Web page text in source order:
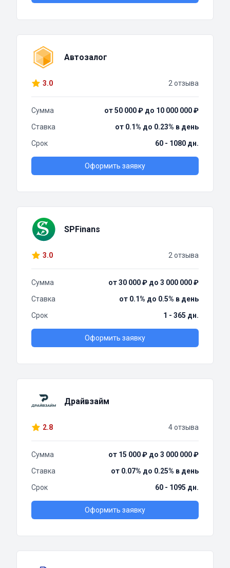
Автозалог
3.0 2 отзыва
Сумма
от 50 000 ₽ до 10 000 000 ₽
Ставка
от 0.1% до 0.23% в день
Срок
60 - 1080 дн.
Оформить заявку
SPFinans
3.0 2 отзыва
Сумма
от 30 000 ₽ до 3 000 000 ₽
Ставка
от 0.1% до 0.5% в день
Срок
1 - 365 дн.
Оформить заявку
Драйвзайм
2.8 4 отзыва
Сумма
от 15 000 ₽ до 3 000 000 ₽
Ставка
от 0.07% до 0.25% в день
Срок
60 - 1095 дн.
Оформить заявку